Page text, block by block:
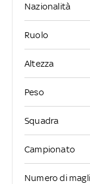
Nazionalità
Ruolo
Altezza
Peso
Squadra
Campionato
Numero di